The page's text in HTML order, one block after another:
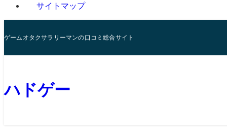
サイトマップ
ゲームオタクサラリーマンの口コミ総合サイト
ハドゲー